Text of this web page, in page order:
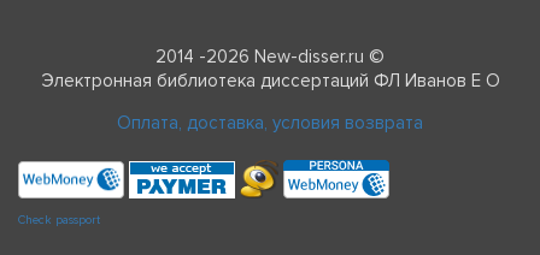
2014 -2026 New-disser.ru ©
Электронная библиотека диссертаций ФЛ Иванов Е О
Оплата, доставка, условия возврата
Check passport